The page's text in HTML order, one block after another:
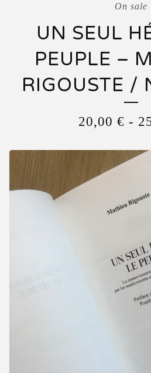
On sale
UN SEUL
PEUPLE –
RIGOUSTE /
20,00 € -